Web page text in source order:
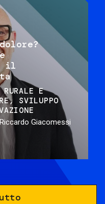
il
RURALE E
SVILUPPO
Giacomessi